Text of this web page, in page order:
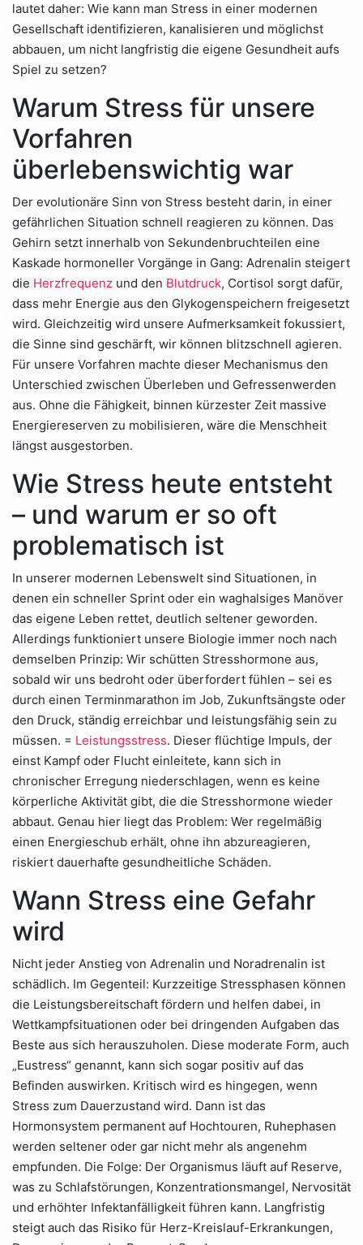
lautet daher: Wie kann man Stress in einer modernen
Gesellschaft identifizieren, kanalisieren und möglichst
abbauen, um nicht langfristig die eigene Gesundheit aufs
Spiel zu setzen?
Warum Stress für unsere
Vorfahren
überlebenswichtig war
Der evolutionäre Sinn von Stress besteht darin, in einer
gefährlichen Situation schnell reagieren zu können. Das
Gehirn setzt innerhalb von Sekundenbruchteilen eine
Kaskade hormoneller Vorgänge in Gang: Adrenalin steigert
die Herzfrequenz und den Blutdruck, Cortisol sorgt dafür,
dass mehr Energie aus den Glykogenspeichern freigesetzt
wird. Gleichzeitig wird unsere Aufmerksamkeit fokussiert,
die Sinne sind geschärft, wir können blitzschnell agieren.
Für unsere Vorfahren machte dieser Mechanismus den
Unterschied zwischen Überleben und Gefressenwerden
aus. Ohne die Fähigkeit, binnen kürzester Zeit massive
Energiereserven zu mobilisieren, wäre die Menschheit
längst ausgestorben.
Wie Stress heute entsteht
– und warum er so oft
problematisch ist
In unserer modernen Lebenswelt sind Situationen, in
denen ein schneller Sprint oder ein waghalsiges Manöver
das eigene Leben rettet, deutlich seltener geworden.
Allerdings funktioniert unsere Biologie immer noch nach
demselben Prinzip: Wir schütten Stresshormone aus,
sobald wir uns bedroht oder überfordert fühlen – sei es
durch einen Terminmarathon im Job, Zukunftsängste oder
den Druck, ständig erreichbar und leistungsfähig sein zu
müssen. = Leistungsstress. Dieser flüchtige Impuls, der
einst Kampf oder Flucht einleitete, kann sich in
chronischer Erregung niederschlagen, wenn es keine
körperliche Aktivität gibt, die die Stresshormone wieder
abbaut. Genau hier liegt das Problem: Wer regelmäßig
einen Energieschub erhält, ohne ihn abzureagieren,
riskiert dauerhafte gesundheitliche Schäden.
Wann Stress eine Gefahr
wird
Nicht jeder Anstieg von Adrenalin und Noradrenalin ist
schädlich. Im Gegenteil: Kurzzeitige Stressphasen können
die Leistungsbereitschaft fördern und helfen dabei, in
Wettkampfsituationen oder bei dringenden Aufgaben das
Beste aus sich herauszuholen. Diese moderate Form, auch
„Eustress“ genannt, kann sich sogar positiv auf das
Befinden auswirken. Kritisch wird es hingegen, wenn
Stress zum Dauerzustand wird. Dann ist das
Hormonsystem permanent auf Hochtouren, Ruhephasen
werden seltener oder gar nicht mehr als angenehm
empfunden. Die Folge: Der Organismus läuft auf Reserve,
was zu Schlafstörungen, Konzentrationsmangel, Nervosität
und erhöhter Infektanfälligkeit führen kann. Langfristig
steigt auch das Risiko für Herz-Kreislauf-Erkrankungen,